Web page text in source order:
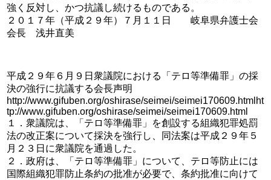
強く反対し、かつ抗議し続けるものである。
２０１７年（平成２９年）７月１１日 岐阜県弁護士会
会長 浅井直美
平成２９年６月９日衆議院における「テロ等準備罪」の採
決の強行に抗議する会長声明
http://www.gifuben.org/oshirase/seimei/seimei170609.htmlht
tp://www.gifuben.org/oshirase/seimei/seimei170609.html
１．衆議院は、「テロ等準備罪」を創設する組織犯罪処罰
法の改正案について採決を強行し、同法案は平成２９年５
月２３日に衆議院を通過した。
２．政府は、「テロ等準備罪」について、テロ等防止には
国際組織犯罪防止条約の批准が必要で、条約批准に向けて